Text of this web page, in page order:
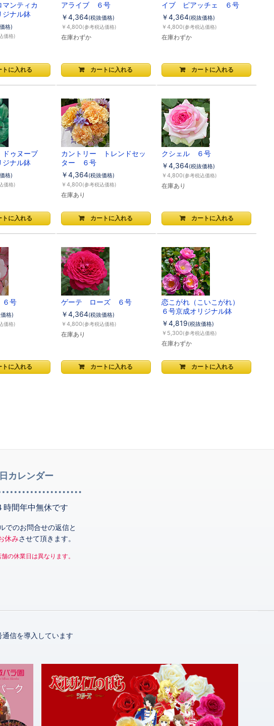
ンティカ
ジナル鉢
格)
価格)
アライブ ６号
￥4,364(税抜価格)
￥4,800(参考税込価格)
在庫わずか
イブ ピアッチェ ６号
￥4,364(税抜価格)
￥4,800(参考税込価格)
在庫わずか
ゥヌーブ
ジナル鉢
格)
価格)
カントリー トレンドセッ
ター ６号
￥4,364(税抜価格)
￥4,800(参考税込価格)
在庫あり
クシェル ６号
￥4,364(税抜価格)
￥4,800(参考税込価格)
在庫あり
号
格)
価格)
ゲーテ ローズ ６号
￥4,364(税抜価格)
￥4,800(参考税込価格)
在庫あり
恋こがれ（こいこがれ）
６号京成オリジナル鉢
￥4,819(税抜価格)
￥5,300(参考税込価格)
在庫わずか
カレンダー
時間年中無休です
でのお問合せの返信と
休みさせて頂きます。
の休業日は異なります。
信を導入しています